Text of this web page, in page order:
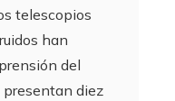
telescopios
han
del
presentan diez